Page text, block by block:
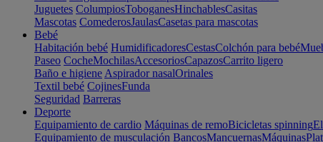
Juguetes ColumpiosToboganesHinchablesCasitas
Mascotas ComederosJaulasCasetas para mascotas
Bebé
Habitación bebé HumidificadoresCestasColchón para bebé
Paseo CocheMochilasAccesoriosCapazosCarrito ligero
Baño e higiene Aspirador nasalOrinales
Textil bebé CojinesFunda
Seguridad Barreras
Deporte
Equipamiento de cardio Máquinas de remoBicicletas spinning
Equipamiento de musculación BancosMancuernasMáquinas